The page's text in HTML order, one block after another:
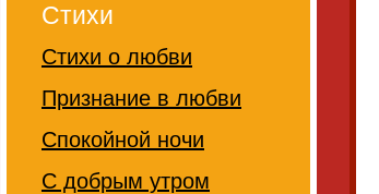
Стихи
Стихи о любви
Признание в любви
Спокойной ночи
С добрым утром